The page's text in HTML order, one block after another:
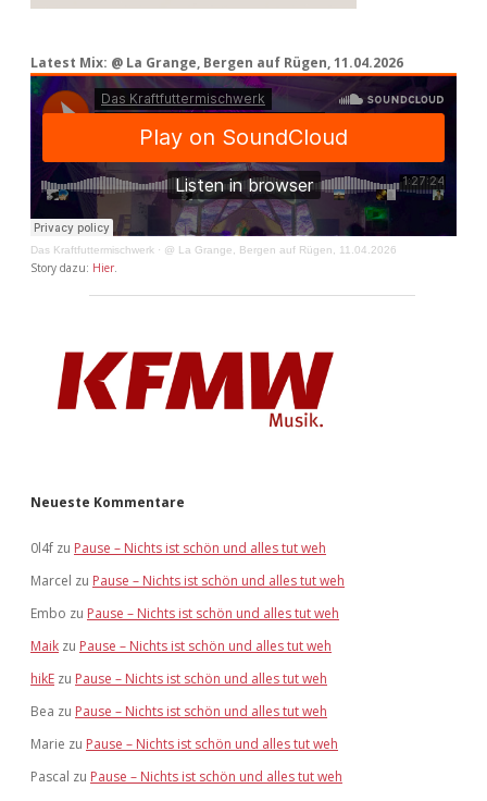
Latest Mix: @ La Grange, Bergen auf Rügen, 11.04.2026
Das Kraftfuttermischwerk · @ La Grange, Bergen auf Rügen, 11.04.2026
Story dazu: Hier.
Neueste Kommentare
0l4f zu Pause – Nichts ist schön und alles tut weh
Marcel zu Pause – Nichts ist schön und alles tut weh
Embo zu Pause – Nichts ist schön und alles tut weh
Maik zu Pause – Nichts ist schön und alles tut weh
hikE zu Pause – Nichts ist schön und alles tut weh
Bea zu Pause – Nichts ist schön und alles tut weh
Marie zu Pause – Nichts ist schön und alles tut weh
Pascal zu Pause – Nichts ist schön und alles tut weh